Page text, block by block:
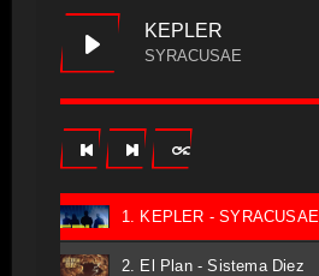
KEPLER
SYRACUSAE
1. KEPLER - SYRACUSAE
2. El Plan - Sistema Diez